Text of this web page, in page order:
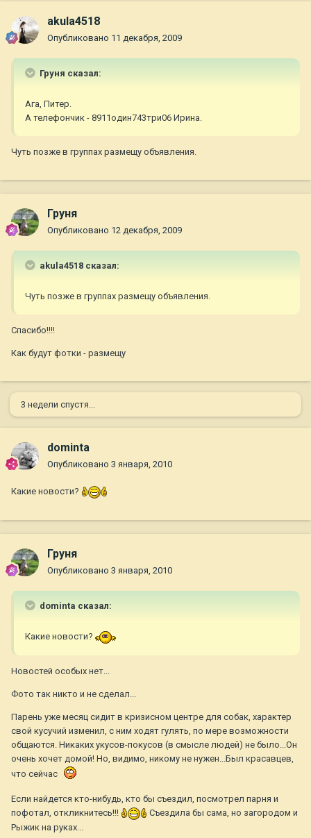
akula4518
Опубликовано 11 декабря, 2009
Груня сказал:
Ага, Питер.
А телефончик - 8911один743три06 Ирина.
Чуть позже в группах размещу объявления.
Груня
Опубликовано 12 декабря, 2009
akula4518 сказал:
Чуть позже в группах размещу объявления.
Спасибо!!!!
Как будут фотки - размещу
3 недели спустя...
dominta
Опубликовано 3 января, 2010
Какие новости?
Груня
Опубликовано 3 января, 2010
dominta сказал:
Какие новости?
Новостей особых нет...
Фото так никто и не сделал...
Парень уже месяц сидит в кризисном центре для собак, характер
свой кусучий изменил, с ним ходят гулять, по мере возможности
общаются. Никаких укусов-покусов (в смысле людей) не было...Он
очень хочет домой! Но, видимо, никому не нужен...Был красавцев,
что сейчас
Если найдется кто-нибудь, кто бы съездил, посмотрел парня и
пофотал, откликнитесь!!!
Съездила бы сама, но загородом и
Рыжик на руках...